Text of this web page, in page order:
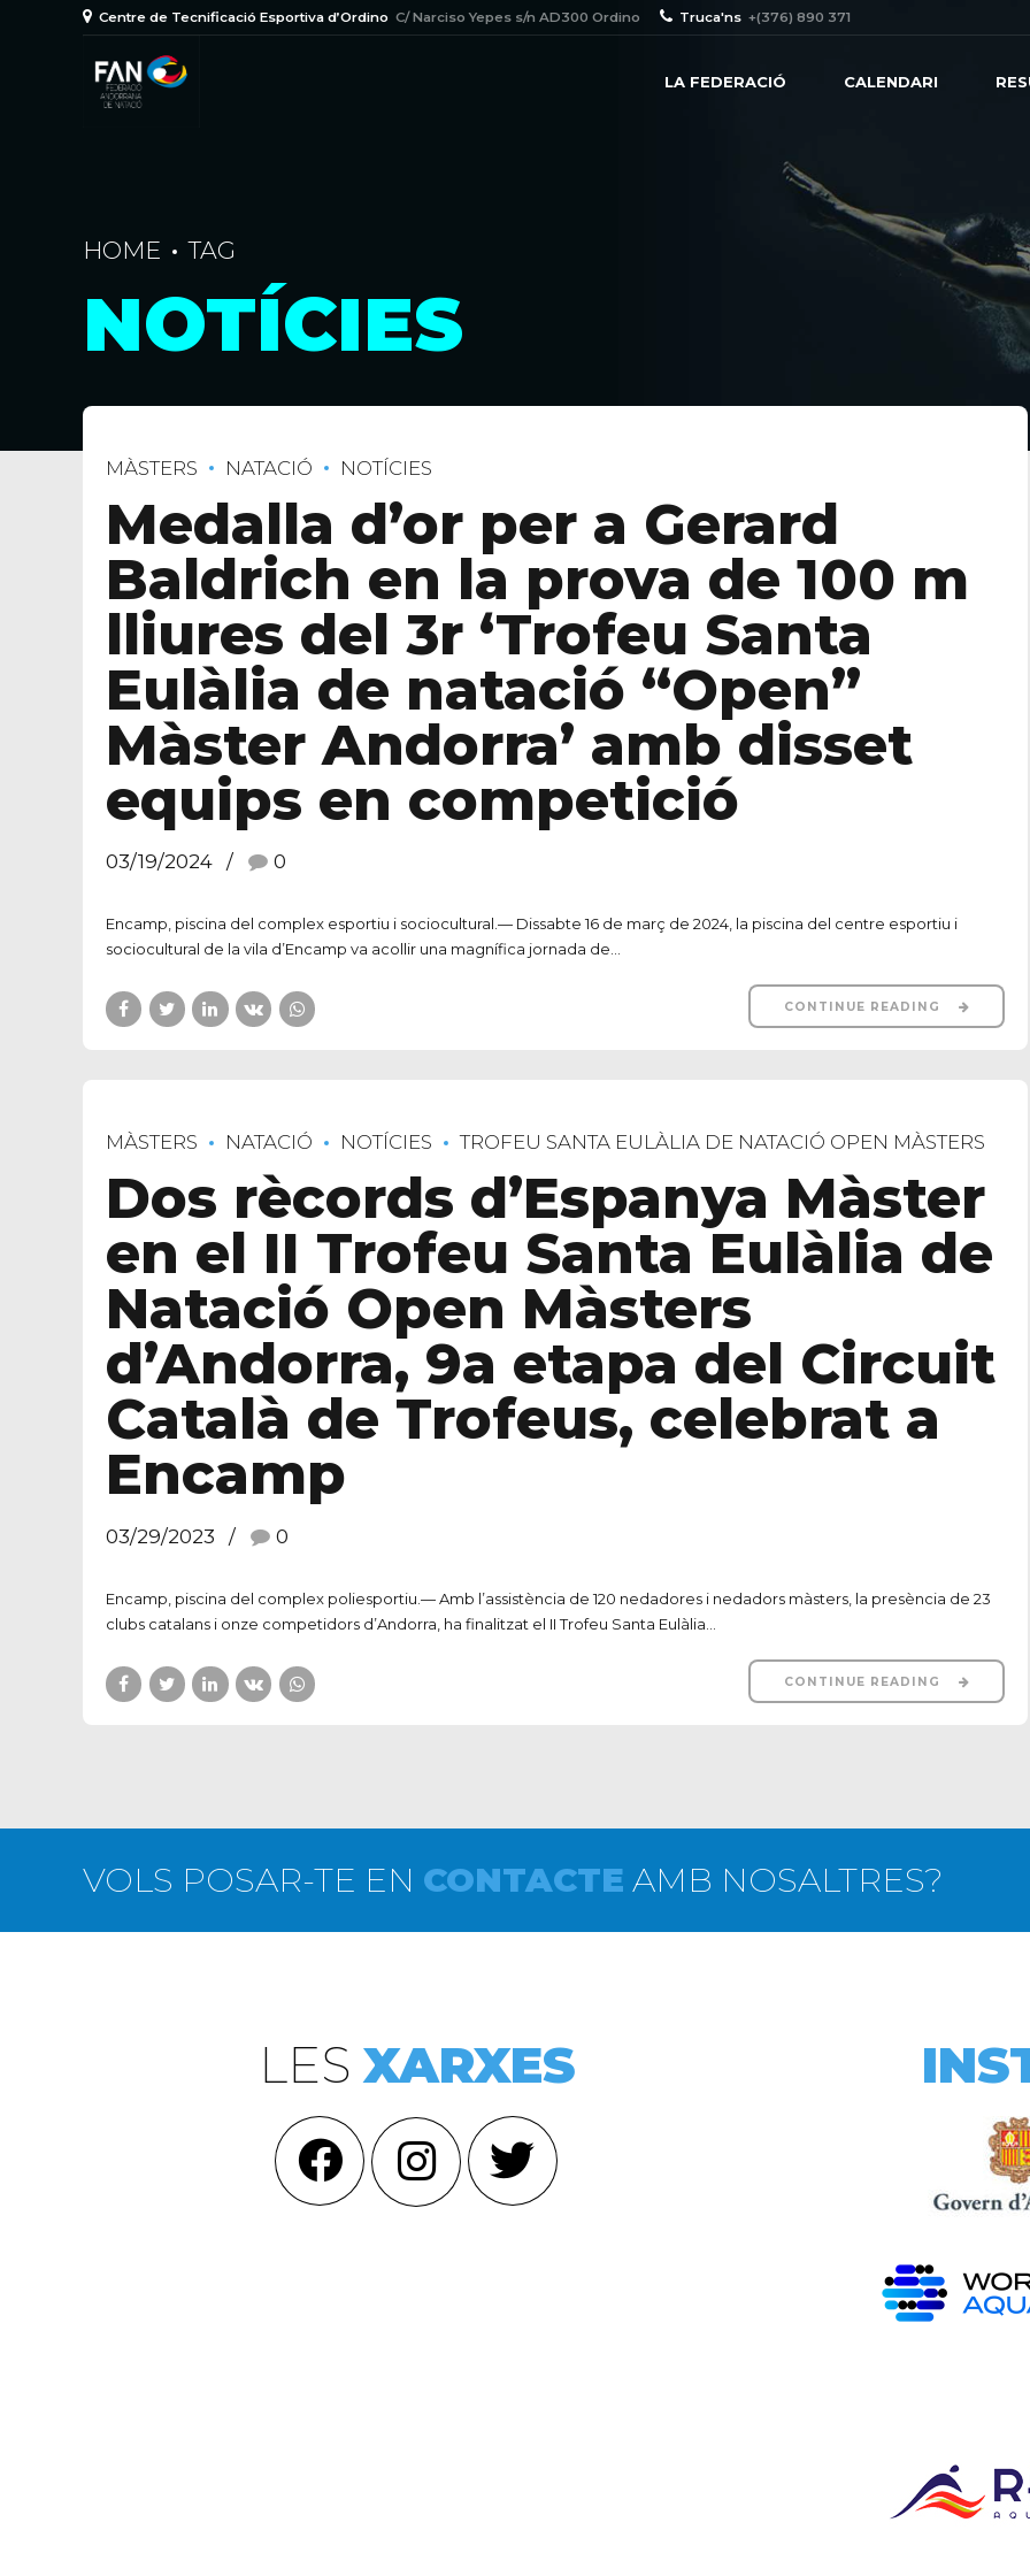
Centre de Tecnificació Esportiva d’Ordino C/ Narciso Yepes s/n AD300 Ordino Truca'ns +(376) 890 371
LA FEDERACIÓ CALENDARI
HOME TAG
NOTÍCIES
MÀSTERS NATACIÓ NOTÍCIES
Medalla d’or per a Gerard
Baldrich en la prova de 100 m
lliures del 3r ‘Trofeu Santa
Eulàlia de natació “Open”
Màster Andorra’ amb disset
equips en competició
03/19/2024 0
Encamp, piscina del complex esportiu i sociocultural.— Dissabte 16 de març de 2024, la piscina del centre esportiu i
sociocultural de la vila d’Encamp va acollir una magnífica jornada de...
CONTINUE READING
MÀSTERS NATACIÓ NOTÍCIES TROFEU SANTA EULÀLIA DE NATACIÓ OPEN MÀSTERS
Dos rècords d’Espanya Màster
en el II Trofeu Santa Eulàlia de
Natació Open Màsters
d’Andorra, 9a etapa del Circuit
Català de Trofeus, celebrat a
Encamp
03/29/2023 0
Encamp, piscina del complex poliesportiu.— Amb l’assistència de 120 nedadores i nedadors màsters, la presència de 23
clubs catalans i onze competidors d’Andorra, ha finalitzat el II Trofeu Santa Eulàlia...
CONTINUE READING
VOLS POSAR-TE EN CONTACTE AMB NOSALTRES?
LES XARXES